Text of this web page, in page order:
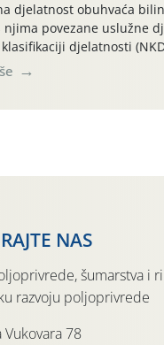
djelatnost obuhvaća
njima povezane uslužne
djelatnosti
01.3, 01.4, 01.5 i 01.6.
proizvoda je
NAS
šumarstva i
razvoju poljoprivrede
78